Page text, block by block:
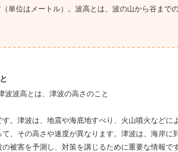
単位はメートル）。波高とは、波の山から谷まで
す。津波は、地震や海底地すべり、火山噴火など
、その高さや速度が異なります。津波は、海岸
被害を予測し、対策を講じるために重要な情報